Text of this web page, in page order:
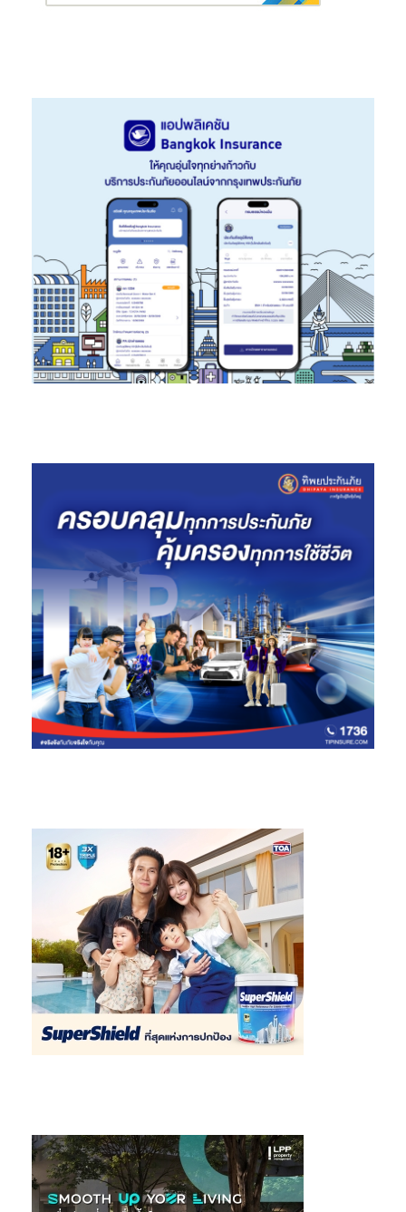
ผู้ร่วมงาน MGC-ASIA Mobility Expo 2026 ระหว่างวันที่ 17-21
มิถุนายน 2569 จะได้สัมผัสประสบการณ์สุดเอ็กซ์คลูซีฟ ผ่านวิดีโอที่
การออกแบบและการปรับแต่งรถยนต์เฉพาะบุคคลอย่างใกล้ชิด พร้อม
จัดแสดงยนตรกรรมรุ่นพิเศษ ‘เกรคาเล่ โฟลกอเร แนโร่ อินฟินิโต้ อิดิ
ชั่น’ (Grecale Folgore Nero Infinito Edition) สะท้อนนิยามใหม่ของ
ยนตรกรรมไฟฟ้าลักชัวรีสมรรถนะสูง โดดเด่นด้วยรายละเอียด
Gloss Black และคาร์บอนไฟเบอร์รอบคัน การันตีมูลค่ารับซื้อคืน
สูงสุด 50%* รับประกันคุณภาพนาน 5 ปี* และฟรีค่าบำรุงรักษา 5 ปี*
รวมถึงกิจกรรมสุดเอ็กซ์คลูซีฟ ร่วมประสบการณ์กับแบรนด์แฟชั่น
ระดับโลก ‘บรูเนลโล คูซิเนลลี่’ (Brunello Cucinelli) ถ่ายทอดคุณค่า
แห่งอิตาเลียนคราฟท์แมนชิป ที่รังสรรค์ประสบการณ์ตัดเย็บชุดสูท
อย่างพิถีพิถันในแบบฉบับของชาวอิตาเลียน สะท้อนแนวคิดร่วมกัน
ของทั้งสองแบรนด์ ที่ให้ความสำคัญกับความประณีตเหนือกาลเวลา
ความเป็นเอกลักษณ์ และการสร้างสรรค์ผลงานที่สะท้อนตัวตนของผู้
ครอบครอง พร้อมรับสิทธิพิเศษมากมายจาก MOBILIFE ภายในงาน
รี่ ผ่านยนตรกรรมรุ่นพิเศษของ มาเซราติ ที่งาน MGC-ASIA Mobility
Expo 2026 ณ บูทีค มาเซราติ ชั้น 2 ศูนย์การค้าสยามพารากอน”
ข้อมูลเพิ่มเติม กรุณาติดต่อ: มาเซราติ ประเทศไทย โชว์รูมสุขุมวิท 26
โทร. 02-663-2233 โชว์รูมสยามพารากอน โทร. 02-610-9441
http://Thailand.Maserati.com/
*เงื่อนไขเป็นไปตามที่บริษัทฯ กำหนด